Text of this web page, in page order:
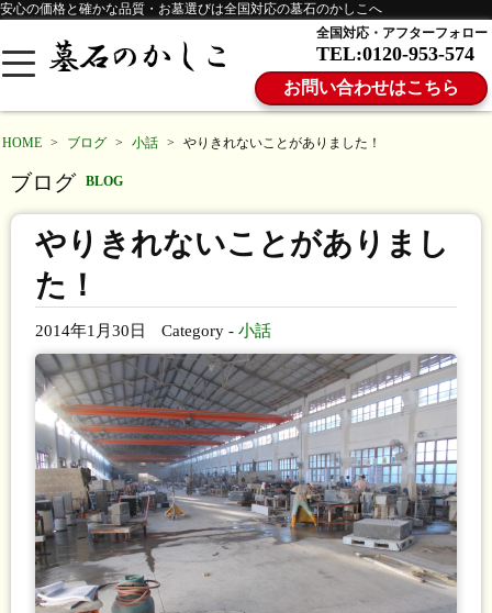
安心の価格と確かな品質・お墓選びは全国対応の墓石のかしこへ
全国対応・アフターフォロー
TEL:0120-953-574
お問い合わせはこちら
HOME > ブログ > 小話 > やりきれないことがありました！
ブログ BLOG
やりきれないことがありまし
た！
2014年1月30日 Category -小話